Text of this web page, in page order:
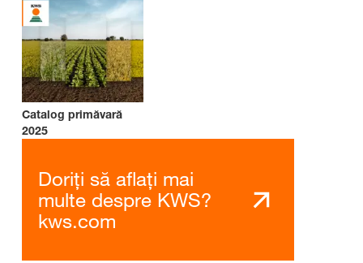
Catalog primăvară
2025
Doriți să aflați mai
multe despre KWS?
kws.com